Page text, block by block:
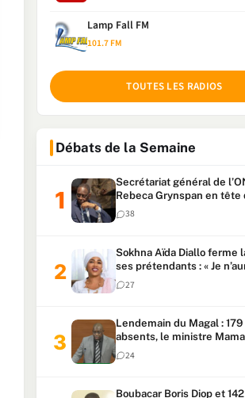
Lamp Fall FM
101.7 FM
TOUTES LES RADIOS
Débats de la Semaine
Secrétariat général de
Rebeca Grynspan en tête
vote, Macky Sall pointe à
38
Sokhna Aïda Diallo ferme
ses prétendants : « Je
jamais un autre mari »
27
Lendemain du Magal :
absents, le ministre
Lamine Dianté exige des
24
Boubacar Boris Diop et